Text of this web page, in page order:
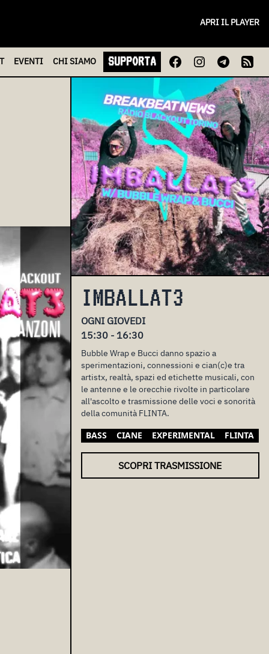
APRI IL PLAYER
EVENTI CHISIAMO SUPPORTA
IMBALLAT3
OGNI GIOVEDI
15:30 - 16:30
Bubble Wrap e Bucci danno spazio a
sperimentazioni, connessioni e cian(c)e tra
artistx, realtà, spazi ed etichette musicali, con
le antenne e le orecchie rivolte in particolare
all'ascolto e trasmissione delle voci e sonorità
della comunità FLINTA.
BASS CIANE EXPERIMENTAL FLINTA
SCOPRI TRASMISSIONE